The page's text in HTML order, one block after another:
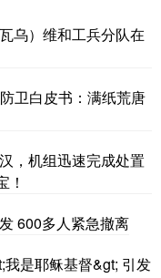
乌）维和工兵分队在
卫白皮书：满纸荒唐
，机组迅速完成处置
！
600多人紧急撤离
是耶稣基督&gt; 引发